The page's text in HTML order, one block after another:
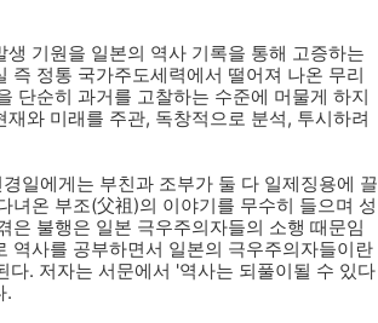
기원을 일본의 역사 기록을 통해 고증하는
즉 정통 국가주도세력에서 떨어져 나온 무리
단순히 과거를 고찰하는 수준에 머물게 하지
와 미래를 주관, 독창적으로 분석, 투시하려
일에게는 부친과 조부가 둘 다 일제징용에 끌
녀온 부조(父祖)의 이야기를 무수히 들으며 성
은 불행은 일본 극우주의자들의 소행 때문임
역사를 공부하면서 일본의 극우주의자들이란
. 저자는 서문에서 '역사는 되풀이될 수 있다
.